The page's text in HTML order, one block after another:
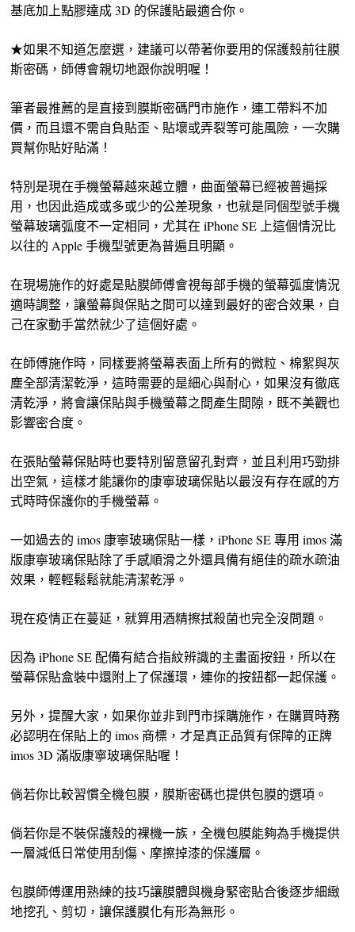
基底加上點膠達成 3D 的保護貼最適合你。
★如果不知道怎麼選，建議可以帶著你要用的保護殼前往膜
斯密碼，師傅會親切地跟你說明喔！
筆者最推薦的是直接到膜斯密碼門市施作，連工帶料不加
價，而且還不需自負貼歪、貼壞或弄裂等可能風險，一次購
買幫你貼好貼滿！
特別是現在手機螢幕越來越立體，曲面螢幕已經被普遍採
用，也因此造成或多或少的公差現象，也就是同個型號手機
螢幕玻璃弧度不一定相同，尤其在 iPhone SE 上這個情況比
以往的 Apple 手機型號更為普遍且明顯。
在現場施作的好處是貼膜師傅會視每部手機的螢幕弧度情況
適時調整，讓螢幕與保貼之間可以達到最好的密合效果，自
己在家動手當然就少了這個好處。
在師傅施作時，同樣要將螢幕表面上所有的微粒、棉絮與灰
塵全部清潔乾淨，這時需要的是細心與耐心，如果沒有徹底
清乾淨，將會讓保貼與手機螢幕之間產生間隙，既不美觀也
影響密合度。
在張貼螢幕保貼時也要特別留意留孔對齊，並且利用巧勁排
出空氣，這樣才能讓你的康寧玻璃保貼以最沒有存在感的方
式時時保護你的手機螢幕。
一如過去的 imos 康寧玻璃保貼一樣，iPhone SE 專用 imos 滿
版康寧玻璃保貼除了手感順滑之外還具備有絕佳的疏水疏油
效果，輕輕鬆鬆就能清潔乾淨。
現在疫情正在蔓延，就算用酒精擦拭殺菌也完全沒問題。
因為 iPhone SE 配備有結合指紋辨識的主畫面按鈕，所以在
螢幕保貼盒裝中還附上了保護環，連你的按鈕都一起保護。
另外，提醒大家，如果你並非到門市採購施作，在購買時務
必認明在保貼上的 imos 商標，才是真正品質有保障的正牌
imos 3D 滿版康寧玻璃保貼喔！
倘若你比較習慣全機包膜，膜斯密碼也提供包膜的選項。
倘若你是不裝保護殼的裸機一族，全機包膜能夠為手機提供
一層減低日常使用刮傷、摩擦掉漆的保護層。
包膜師傅運用熟練的技巧讓膜體與機身緊密貼合後逐步細緻
地挖孔、剪切，讓保護膜化有形為無形。